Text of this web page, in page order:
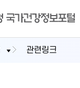
관련링크